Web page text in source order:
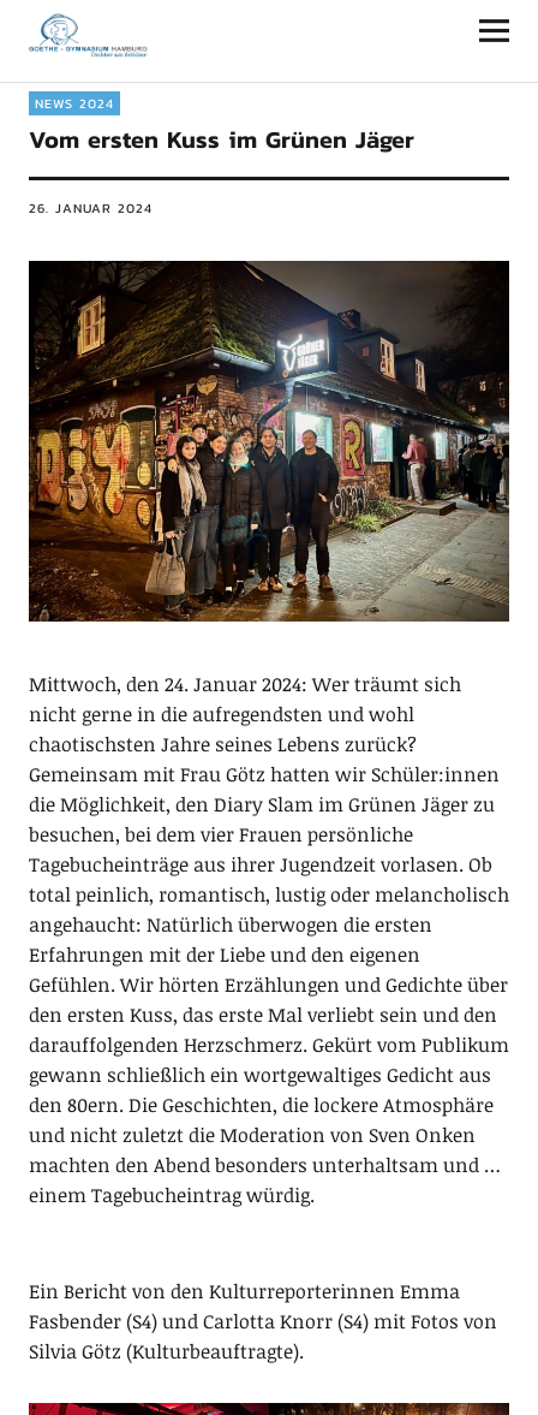
Goethe-Gymnasium Hamburg
NEWS 2024
Vom ersten Kuss im Grünen Jäger
26. JANUAR 2024
Mittwoch, den 24. Januar 2024: Wer träumt sich
nicht gerne in die aufregendsten und wohl
chaotischsten Jahre seines Lebens zurück?
Gemeinsam mit Frau Götz hatten wir Schüler:innen
die Möglichkeit, den Diary Slam im Grünen Jäger zu
besuchen, bei dem vier Frauen persönliche
Tagebucheinträge aus ihrer Jugendzeit vorlasen. Ob
total peinlich, romantisch, lustig oder melancholisch
angehaucht: Natürlich überwogen die ersten
Erfahrungen mit der Liebe und den eigenen
Gefühlen. Wir hörten Erzählungen und Gedichte über
den ersten Kuss, das erste Mal verliebt sein und den
darauffolgenden Herzschmerz. Gekürt vom Publikum
gewann schließlich ein wortgewaltiges Gedicht aus
den 80ern. Die Geschichten, die lockere Atmosphäre
und nicht zuletzt die Moderation von Sven Onken
machten den Abend besonders unterhaltsam und …
einem Tagebucheintrag würdig.
Ein Bericht von den Kulturreporterinnen Emma
Fasbender (S4) und Carlotta Knorr (S4) mit Fotos von
Silvia Götz (Kulturbeauftragte).